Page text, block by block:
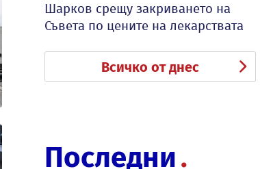
Шарков срещу закриването на
Съвета по цените на лекарствата
Всичко от днес
Последни